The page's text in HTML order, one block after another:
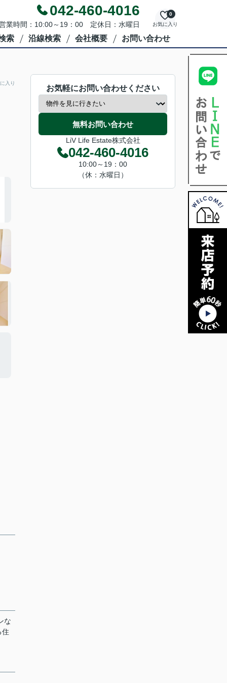
042-460-4016
業時間：10:00～19：00 定休日：水曜日 お気に入り
0
索 沿線検索 会社概要 お問い合わせ
入り
な
住
お気軽にお問い合わせください
無料お問い合わせ
LiV Life Estate株式会社
042-460-4016
10:00～19：00
（休：水曜日）